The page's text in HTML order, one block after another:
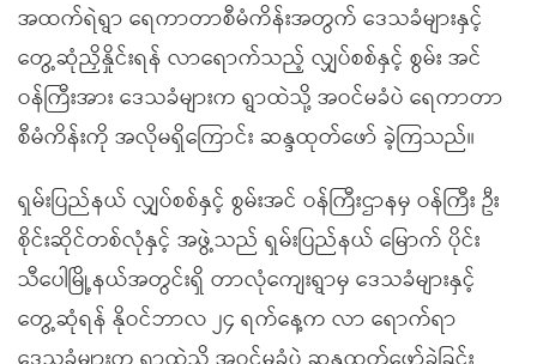
အထက်ရဲရွာ ရေကာတာစီမံကိန်းအတွက် ဒေသခံများနှင့်
တွေ့ဆုံညှိနှိုင်းရန် လာရောက်သည့် လျှပ်စစ်နှင့် စွမ်း အင်
ဝန်ကြီးအား ဒေသခံများက ရွာထဲသို့ အဝင်မခံပဲ ရေကာတာ
စီမံကိန်းကို အလိုမရှိကြောင်း ဆန္ဒထုတ်ဖော် ခဲ့ကြသည်။
ရှမ်းပြည်နယ် လျှပ်စစ်နှင့် စွမ်းအင် ဝန်ကြီးဌာနမှ ဝန်ကြီး ဦး
စိုင်းဆိုင်တစ်လုံနှင့် အဖွဲ့သည် ရှမ်းပြည်နယ် မြောက် ပိုင်း
သီပေါမြို့နယ်အတွင်းရှိ တာလုံကျေးရွာမှ ဒေသခံများနှင့်
တွေ့ဆုံရန် နိုဝင်ဘာလ ၂၄ ရက်နေ့က လာ ရောက်ရာ